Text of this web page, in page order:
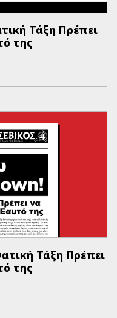
Τάξη Πρέπει
της
Τάξη Πρέπει
της